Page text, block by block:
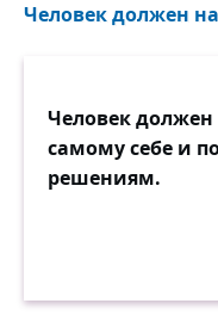
Человек должен
Человек должен
самому себе и
решениям.